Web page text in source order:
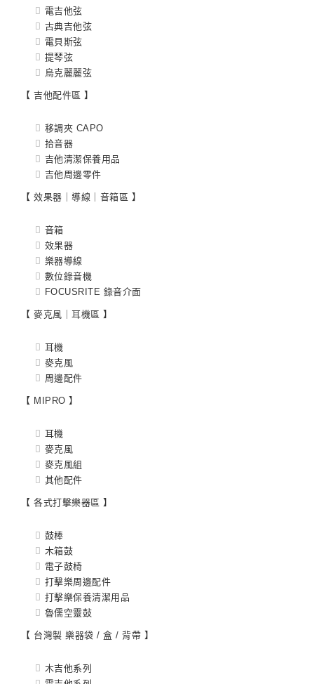
電吉他弦
古典吉他弦
電貝斯弦
提琴弦
烏克麗麗弦
【 吉他配件區 】
移調夾 CAPO
拾音器
吉他清潔保養用品
吉他周邊零件
【 效果器｜導線｜音箱區 】
音箱
效果器
樂器導線
數位錄音機
FOCUSRITE 錄音介面
【 麥克風｜耳機區 】
耳機
麥克風
周邊配件
【 MIPRO 】
耳機
麥克風
麥克風組
其他配件
【 各式打擊樂器區 】
鼓棒
木箱鼓
電子鼓椅
打擊樂周邊配件
打擊樂保養清潔用品
魯儒空靈鼔
【 台灣製 樂器袋 / 盒 / 背帶 】
木吉他系列